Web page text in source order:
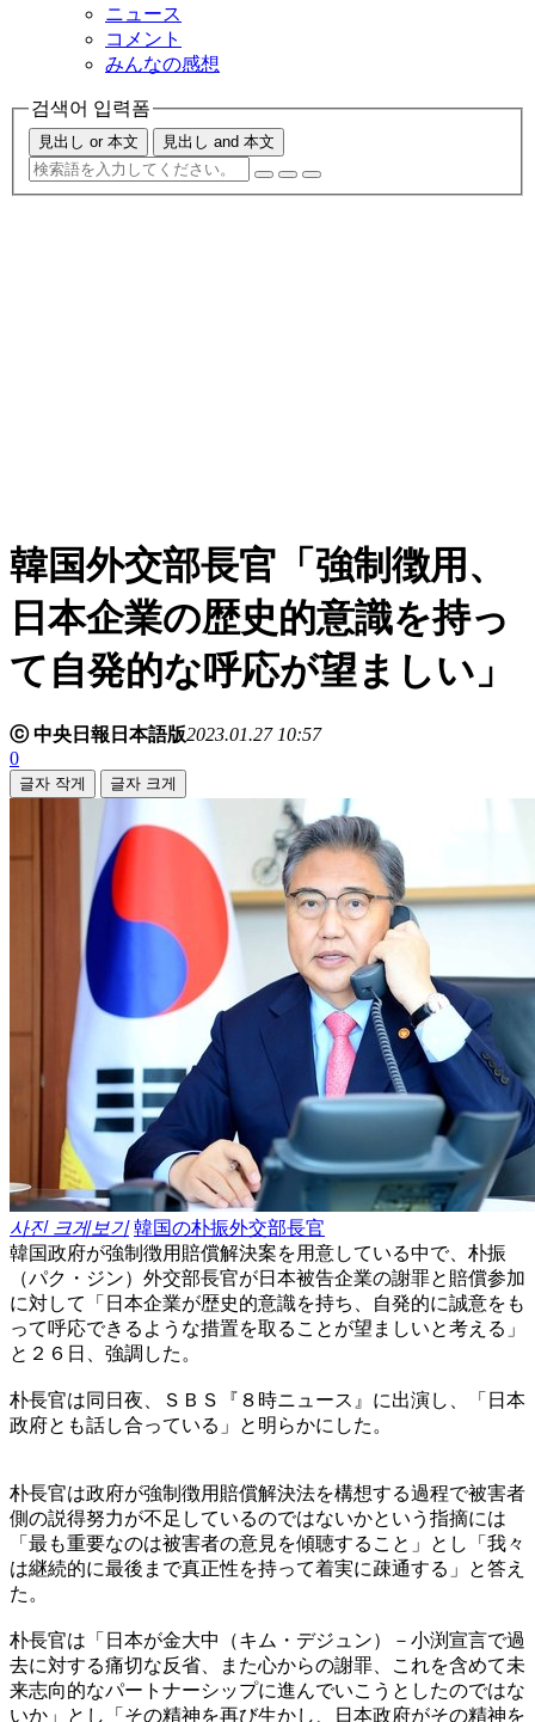
ニュース
コメント
みんなの感想
검색어 입력폼
見出し or 本文 見出し and 本文
韓国外交部長官「強制徴用、
日本企業の歴史的意識を持っ
て自発的な呼応が望ましい」
ⓒ 中央日報日本語版2023.01.27 10:57
0
글자 작게 글자 크게
사진 크게보기 韓国の朴振外交部長官
韓国政府が強制徴用賠償解決案を用意している中で、朴振
（パク・ジン）外交部長官が日本被告企業の謝罪と賠償参加
に対して「日本企業が歴史的意識を持ち、自発的に誠意をも
って呼応できるような措置を取ることが望ましいと考える」
と２６日、強調した。
朴長官は同日夜、ＳＢＳ『８時ニュース』に出演し、「日本
政府とも話し合っている」と明らかにした。
朴長官は政府が強制徴用賠償解決法を構想する過程で被害者
側の説得努力が不足しているのではないかという指摘には
「最も重要なのは被害者の意見を傾聴すること」とし「我々
は継続的に最後まで真正性を持って着実に疎通する」と答え
た。
朴長官は「日本が金大中（キム・デジュン）－小渕宣言で過
去に対する痛切な反省、また心からの謝罪、これを含めて未
来志向的なパートナーシップに進んでいこうとしたのではな
いか」とし「その精神を再び生かし、日本政府がその精神を